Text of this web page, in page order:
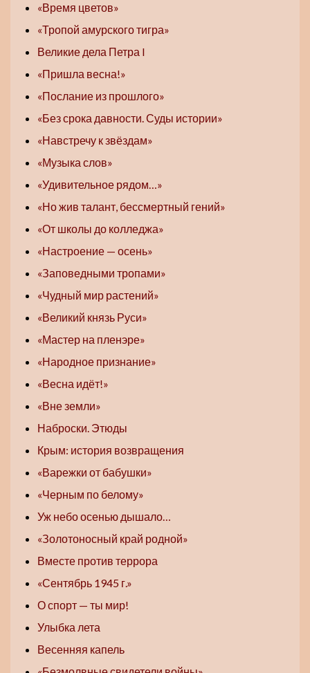
«Время цветов»
«Тропой амурского тигра»
Великие дела Петра I
«Пришла весна!»
«Послание из прошлого»
«Без срока давности. Суды истории»
«Навстречу к звёздам»
«Музыка слов»
«Удивительное рядом…»
«Но жив талант, бессмертный гений»
«От школы до колледжа»
«Настроение — осень»
«Заповедными тропами»
«Чудный мир растений»
«Великий князь Руси»
«Мастер на пленэре»
«Народное признание»
«Весна идёт!»
«Вне земли»
Наброски. Этюды
Крым: история возвращения
«Варежки от бабушки»
«Черным по белому»
Уж небо осенью дышало…
«Золотоносный край родной»
Вместе против террора
«Сентябрь 1945 г.»
О спорт — ты мир!
Улыбка лета
Весенняя капель